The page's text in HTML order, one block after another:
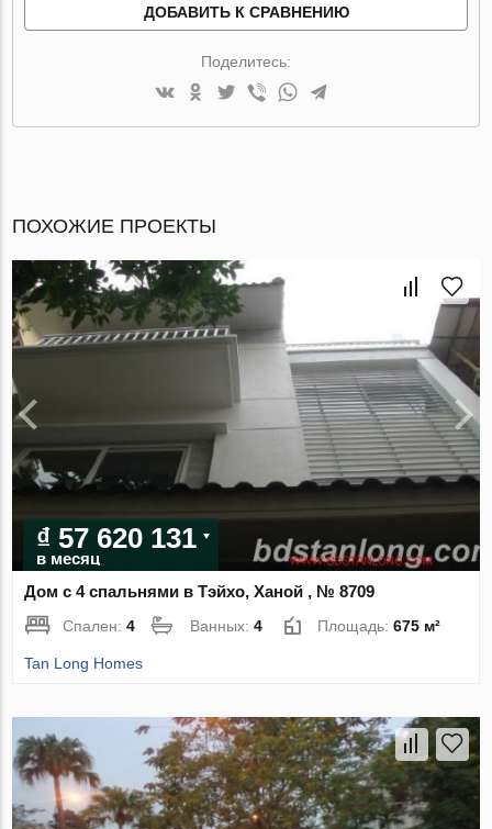
ДОБАВИТЬ К СРАВНЕНИЮ
Поделитесь:
ПОХОЖИЕ ПРОЕКТЫ
₫ 57 620 131
в месяц
Дом с 4 спальнями в Тэйхо, Ханой , № 8709
Спален:4 Ванных:4 Площадь:675 м²
Tan Long Homes